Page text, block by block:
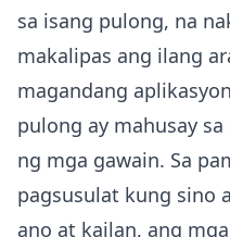
sa isang pulong, na
makalipas ang ilang
magandang
pulong ay mahusay
ng mga gawain. Sa
pagsusulat kung sino
ano at kailan, ang